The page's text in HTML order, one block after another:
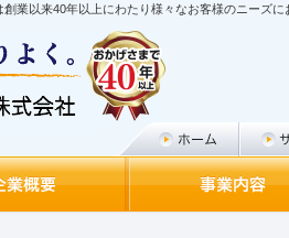
業以来40年以上にわたり様々なお客様のニーズに